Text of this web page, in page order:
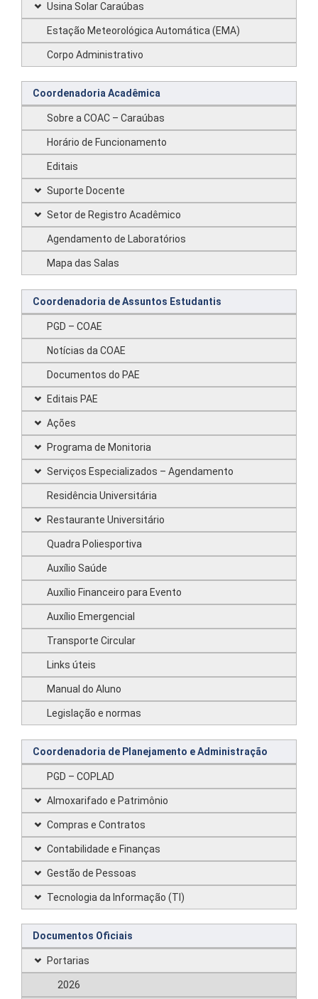
Usina Solar Caraúbas
Estação Meteorológica Automática (EMA)
Corpo Administrativo
Coordenadoria Acadêmica
Sobre a COAC – Caraúbas
Horário de Funcionamento
Editais
Suporte Docente
Setor de Registro Acadêmico
Agendamento de Laboratórios
Mapa das Salas
Coordenadoria de Assuntos Estudantis
PGD – COAE
Notícias da COAE
Documentos do PAE
Editais PAE
Ações
Programa de Monitoria
Serviços Especializados – Agendamento
Residência Universitária
Restaurante Universitário
Quadra Poliesportiva
Auxílio Saúde
Auxílio Financeiro para Evento
Auxílio Emergencial
Transporte Circular
Links úteis
Manual do Aluno
Legislação e normas
Coordenadoria de Planejamento e Administração
PGD – COPLAD
Almoxarifado e Patrimônio
Compras e Contratos
Contabilidade e Finanças
Gestão de Pessoas
Tecnologia da Informação (TI)
Documentos Oficiais
Portarias
2026